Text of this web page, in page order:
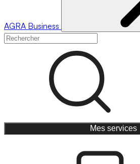
AGRA Business
Mes services